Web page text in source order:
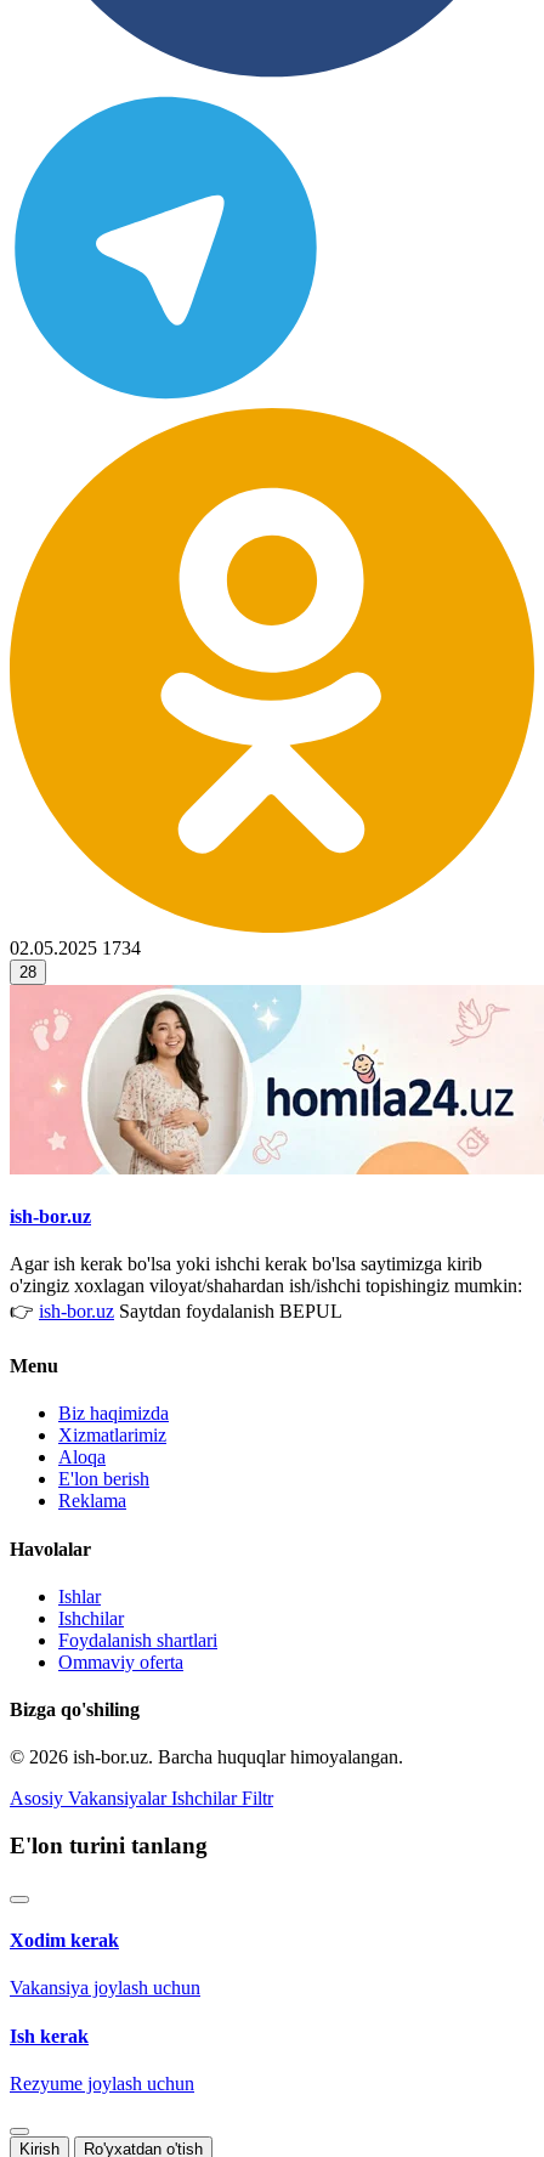
02.05.2025 1734
28
ish-bor.uz
Agar ish kerak bo'lsa yoki ishchi kerak bo'lsa saytimizga kirib
o'zingiz xoxlagan viloyat/shahardan ish/ishchi topishingiz mumkin:
👉 ish-bor.uz Saytdan foydalanish BEPUL
Menu
Biz haqimizda
Xizmatlarimiz
Aloqa
E'lon berish
Reklama
Havolalar
Ishlar
Ishchilar
Foydalanish shartlari
Ommaviy oferta
Bizga qo'shiling
© 2026 ish-bor.uz. Barcha huquqlar himoyalangan.
Asosiy Vakansiyalar Ishchilar Filtr
E'lon turini tanlang
Xodim kerak
Vakansiya joylash uchun
Ish kerak
Rezyume joylash uchun
Kirish Ro'yxatdan o'tish